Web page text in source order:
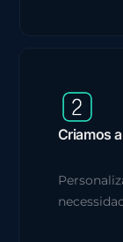
Criamos